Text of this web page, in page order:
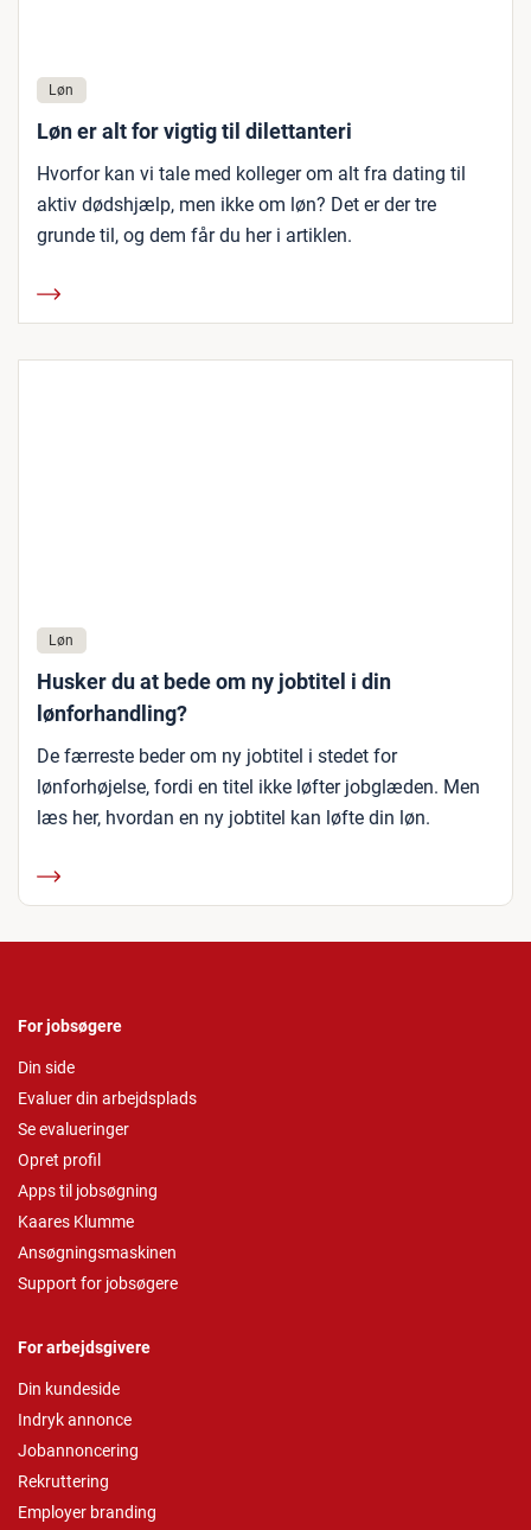
Løn
Løn er alt for vigtig til dilettanteri
Hvorfor kan vi tale med kolleger om alt fra dating til
aktiv dødshjælp, men ikke om løn? Det er der tre
grunde til, og dem får du her i artiklen.
Løn
Husker du at bede om ny jobtitel i din
lønforhandling?
De færreste beder om ny jobtitel i stedet for
lønforhøjelse, fordi en titel ikke løfter jobglæden. Men
læs her, hvordan en ny jobtitel kan løfte din løn.
For jobsøgere
Din side
Evaluer din arbejdsplads
Se evalueringer
Opret profil
Apps til jobsøgning
Kaares Klumme
Ansøgningsmaskinen
Support for jobsøgere
For arbejdsgivere
Din kundeside
Indryk annonce
Jobannoncering
Rekruttering
Employer branding